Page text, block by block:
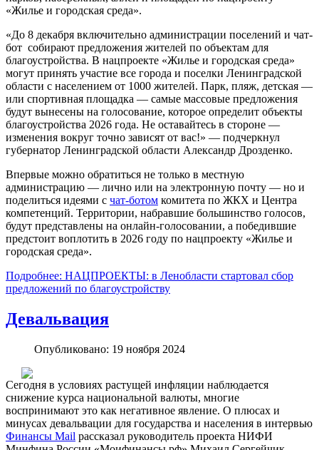
«Жилье и городская среда».
«До 8 декабря включительно администрации поселений и чат-
бот собирают предложения жителей по объектам для
благоустройства. В нацпроекте «Жилье и городская среда»
могут принять участие все города и поселки Ленинградской
области с населением от 1000 жителей. Парк, пляж, детская —
или спортивная площадка — самые массовые предложения
будут вынесены на голосование, которое определит объекты
благоустройства 2026 года. Не оставайтесь в стороне —
изменения вокруг точно зависят от вас!» — подчеркнул
губернатор Ленинградской области Александр Дрозденко.
Впервые можно обратиться не только в местную
администрацию — лично или на электронную почту — но и
поделиться идеями с чат-ботом комитета по ЖКХ и Центра
компетенций. Территории, набравшие большинство голосов,
будут представлены на онлайн-голосовании, а победившие
предстоит воплотить в 2026 году по нацпроекту «Жилье и
городская среда».
Подробнее: НАЦПРОЕКТЫ: в Ленобласти стартовал сбор
предложений по благоустройству
Девальвация
Опубликовано: 19 ноября 2024
Сегодня в условиях растущей инфляции наблюдается
снижение курса национальной валюты, многие
воспринимают это как негативное явление. О плюсах и
минусах девальвации для государства и населения в интервью
Финансы Mail рассказал руководитель проекта НИФИ